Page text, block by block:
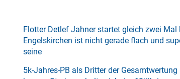
Flotter Detlef Jahner startet gleich zwei Mal
Engelskirchen ist nicht gerade flach und
seine
5k-Jahres-PB als Dritter der